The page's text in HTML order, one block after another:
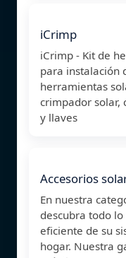
iCrimp
iCrimp - Kit de
para instalación
herramientas
crimpador solar,
y llaves
Accesorios
En nuestra
descubra todo
eficiente de su
hogar. Nuestra